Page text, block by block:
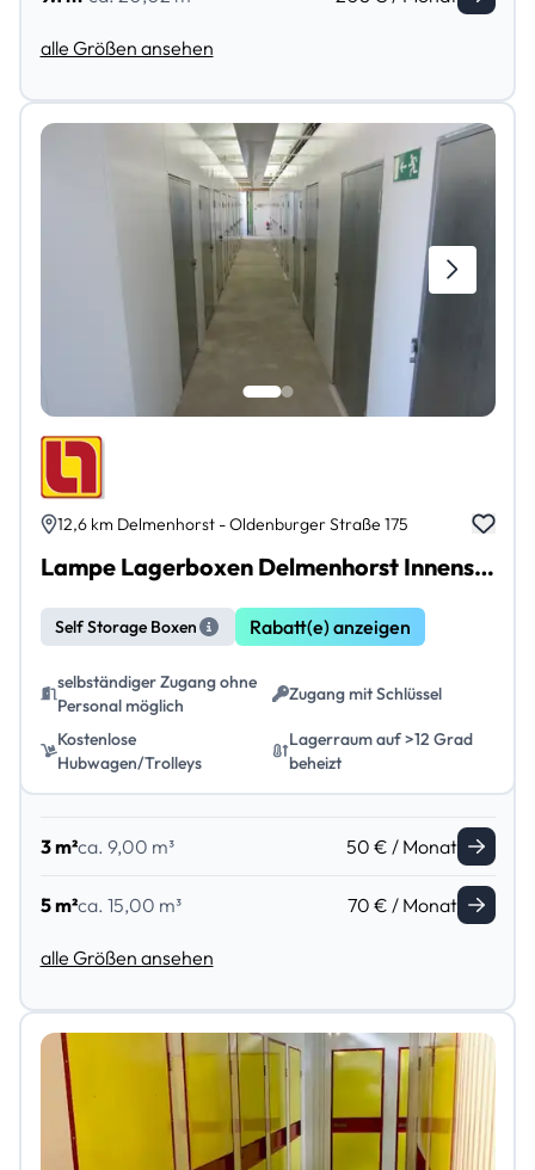
alle Größen ansehen
12,6 km Delmenhorst - Oldenburger Straße 175
Lampe Lagerboxen Delmenhorst Innenstadt
Self Storage Boxen Rabatt(e) anzeigen
selbständiger Zugang ohne
Personal möglich
Zugang mit Schlüssel
Kostenlose
Hubwagen/Trolleys
Lagerraum auf >12 Grad
beheizt
3 m²ca. 9,00 m³ 50 € / Monat
5 m²ca. 15,00 m³ 70 € / Monat
alle Größen ansehen